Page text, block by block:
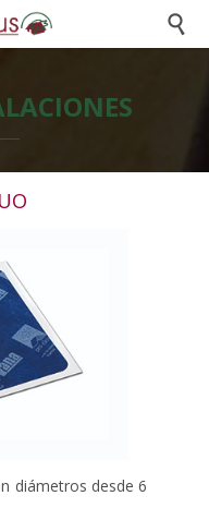

diámetros desde 6